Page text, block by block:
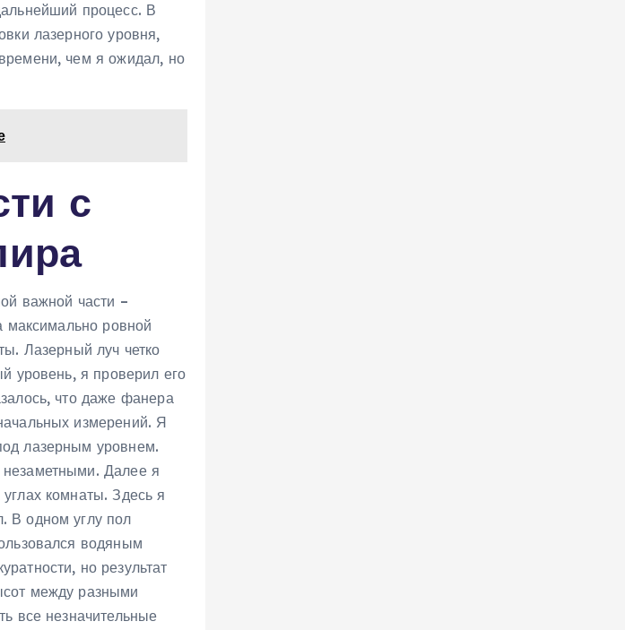
процесс. В
лазерного уровня,
чем я ожидал, но
с
важной части –
максимально ровной
Лазерный луч четко
уровень, я проверил его
что даже фанера
измерений. Я
лазерным уровнем.
незаметными. Далее я
комнаты. Здесь я
В одном углу пол
водяным
но результат
между разными
все незначительные